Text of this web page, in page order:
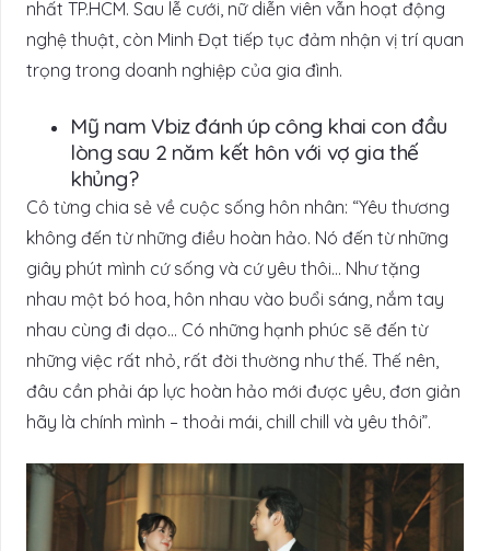
nhất TP.HCM. Sau lễ cưới, nữ diễn viên vẫn hoạt động
nghệ thuật, còn Minh Đạt tiếp tục đảm nhận vị trí quan
trọng trong doanh nghiệp của gia đình.
Mỹ nam Vbiz đánh úp công khai con đầu
lòng sau 2 năm kết hôn với vợ gia thế
khủng?
Cô từng chia sẻ về cuộc sống hôn nhân: “Yêu thương
không đến từ những điều hoàn hảo. Nó đến từ những
giây phút mình cứ sống và cứ yêu thôi… Như tặng
nhau một bó hoa, hôn nhau vào buổi sáng, nắm tay
nhau cùng đi dạo… Có những hạnh phúc sẽ đến từ
những việc rất nhỏ, rất đời thường như thế. Thế nên,
đâu cần phải áp lực hoàn hảo mới được yêu, đơn giản
hãy là chính mình – thoải mái, chill chill và yêu thôi”.